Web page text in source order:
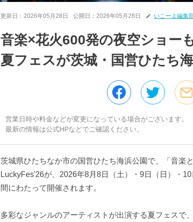
更新日： 2026年05月28日 公開日： 2026年05月28日 いこーよ編集
音楽×花火600発の夜空ショー
夏フェスが茨城・国営ひたち
営業日時や料金などが変更になっている場合がございます。
最新の情報は公式HPなどでご確認ください。
茨城県ひたちなか市の国営ひたち海浜公園で、「音楽
LuckyFes'26が、2026年8月8日（土）・9日（日）・
間にわたって開催されます。
多彩なジャンルのアーティストが出演する夏フェスで